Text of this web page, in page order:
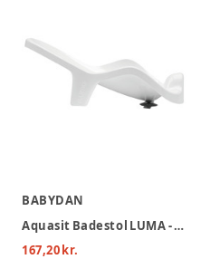
BABYDAN
Aquasit Badestol LUMA - BabyDan
167,20 kr.